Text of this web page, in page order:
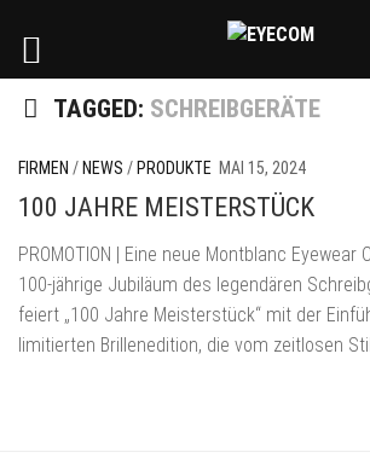
TAGGED: SCHREIBGERÄTE
FIRMEN / NEWS / PRODUKTE MAI 15, 2024
100 JAHRE MEISTERSTÜCK
PROMOTION | Eine neue Montblanc
100-jährige Jubiläum des legendären
feiert „100 Jahre Meisterstück“ mit der
limitierten Brillenedition, die vom zeitlosen Stil